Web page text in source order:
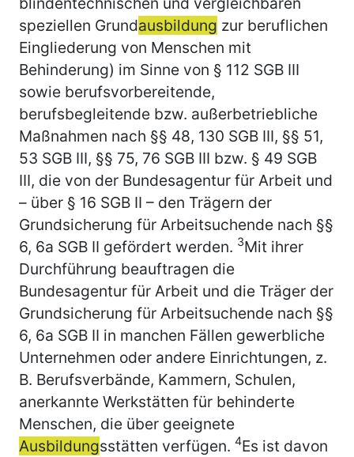
speziellen Grundausbildung zur beruflichen
Eingliederung von Menschen mit
Behinderung) im Sinne von § 112 SGB III
sowie berufsvorbereitende,
berufsbegleitende bzw. außerbetriebliche
Maßnahmen nach §§ 48, 130 SGB III, §§ 51,
53 SGB III, §§ 75, 76 SGB III bzw. § 49 SGB
III, die von der Bundesagentur für Arbeit und
– über § 16 SGB II – den Trägern der
Grundsicherung für Arbeitsuchende nach §§
6, 6a SGB II gefördert werden. 3Mit ihrer
Durchführung beauftragen die
Bundesagentur für Arbeit und die Träger der
Grundsicherung für Arbeitsuchende nach §§
6, 6a SGB II in manchen Fällen gewerbliche
Unternehmen oder andere Einrichtungen, z.
B. Berufsverbände, Kammern, Schulen,
anerkannte Werkstätten für behinderte
Menschen, die über geeignete
Ausbildungsstätten verfügen. 4Es ist davon